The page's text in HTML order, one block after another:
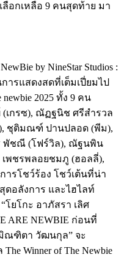
ลือกเหลือ 9 คนสุดท้าย มา
by NineStar Studios :
นการแสดงสดที่เต็มเปี่ยมไป
2025 ทั้ง 9 คน
เกรซ), ณัฏฐนิช ศรีสำรวล
ชุติมณฑ์ ปานปลอด (พีม),
พัชณี (โฟร์วิล), ณัฐนพิน
เพชรพลอยชมภู (ฮอลลี่),
ารโชว์ร้อง โชว์เต้นที่น่า
ดอลังการ และไฮไลท์
ยโกะ อาภัสรา เลิศ
ARE NEWBIE ก่อนที่
ณฑิตา วัฒนกุล” จะ
Winner of The Newbie